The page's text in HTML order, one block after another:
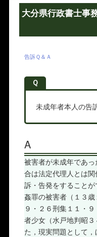
大分県行政書士事
告訴Ｑ＆Ａ
Ｑ
未成年者本人の告
A
被害者が未成年であ
合は法定代理人とは
訴・告発をすること
姦罪の被害者（１３
９・２６刑集１１・
者少女（水戸地判昭
た，現実問題として